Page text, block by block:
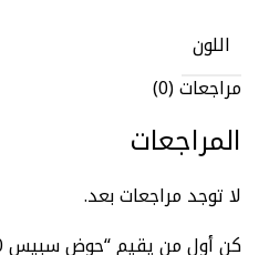
اللون
مراجعات (0)
المراجعات
لا توجد مراجعات بعد.